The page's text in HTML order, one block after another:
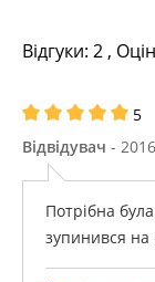
Відгуки: 2 ,
5
Відвідувач -
Потрібна
зупинився на